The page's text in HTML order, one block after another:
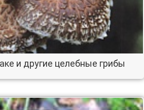
и другие целебные грибы